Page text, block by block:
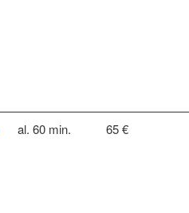
al. 60 min. 65 €